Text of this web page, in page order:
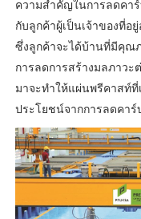
ความสำคัญในการลดคา
กับลูกค้าผู้เป็นเจ้าของที่อ
ซึ่งลูกค้าจะได้บ้านที่มีคุณ
การลดการสร้างมลภาว
มาจะทำให้แผ่นพรีคาสท์
ประโยชน์จากการลดคา